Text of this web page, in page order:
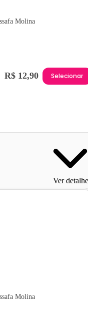
Molina
R$ 12,90 Selecionar
Ver
Molina